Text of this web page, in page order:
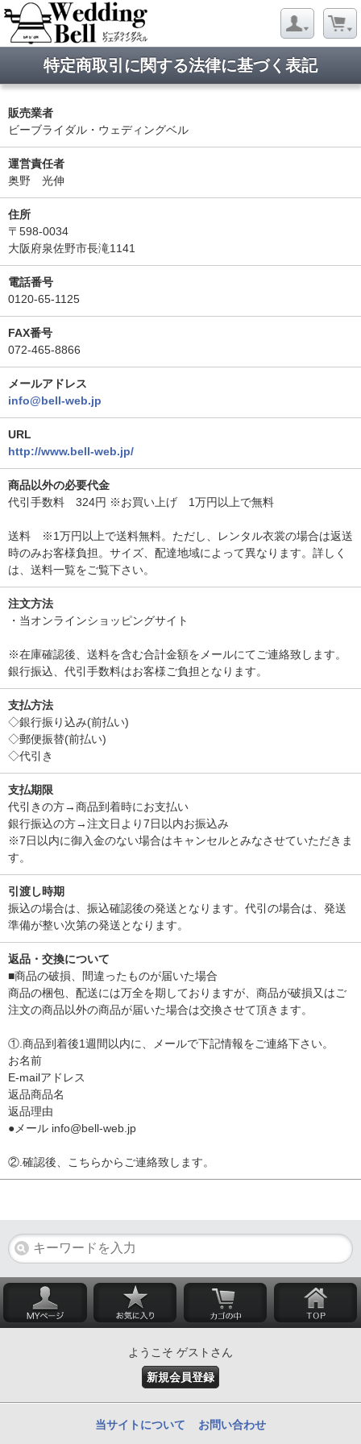
特定商取引に関する法律に基づく表記
販売業者
ビーブライダル・ウェディングベル
運営責任者
奥野 光伸
住所
〒598-0034
大阪府泉佐野市長滝1141
電話番号
0120-65-1125
FAX番号
072-465-8866
メールアドレス
info@bell-web.jp
URL
http://www.bell-web.jp/
商品以外の必要代金
代引手数料 324円 ※お買い上げ 1万円以上で無料
送料 ※1万円以上で送料無料。ただし、レンタル衣裳の場合は返送
時のみお客様負担。サイズ、配達地域によって異なります。詳しく
は、送料一覧をご覧下さい。
注文方法
・当オンラインショッピングサイト
※在庫確認後、送料を含む合計金額をメールにてご連絡致します。
銀行振込、代引手数料はお客様ご負担となります。
支払方法
◇銀行振り込み(前払い)
◇郵便振替(前払い)
◇代引き
支払期限
代引きの方→商品到着時にお支払い
銀行振込の方→注文日より7日以内お振込み
※7日以内に御入金のない場合はキャンセルとみなさせていただきま
す。
引渡し時期
振込の場合は、振込確認後の発送となります。代引の場合は、発送
準備が整い次第の発送となります。
返品・交換について
■商品の破損、間違ったものが届いた場合
商品の梱包、配送には万全を期しておりますが、商品が破損又はご
注文の商品以外の商品が届いた場合は交換させて頂きます。
①.商品到着後1週間以内に、メールで下記情報をご連絡下さい。
お名前
E-mailアドレス
返品商品名
返品理由
●メール info@bell-web.jp
②.確認後、こちらからご連絡致します。
ようこそ ゲストさん
新規会員登録
当サイトについて お問い合わせ